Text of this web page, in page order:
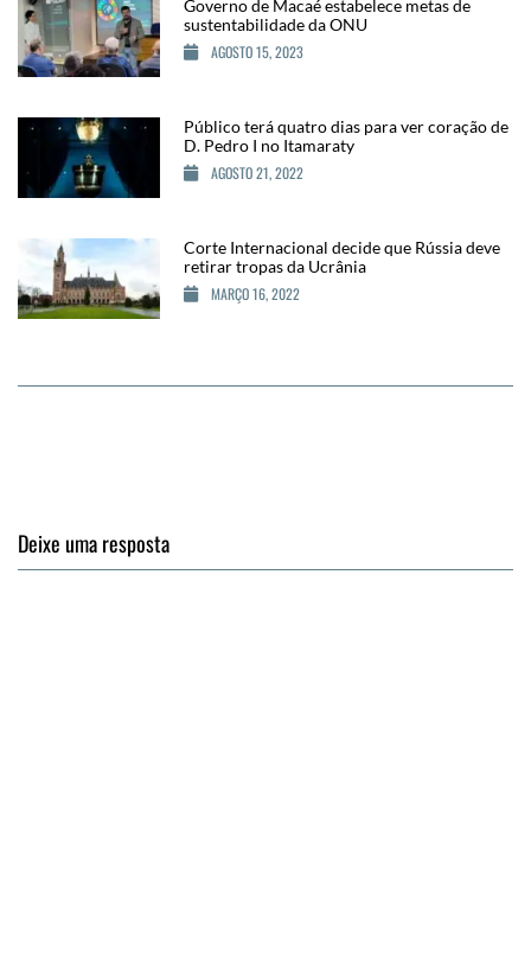
Governo de Macaé estabelece metas de
sustentabilidade da ONU
AGOSTO 15, 2023
Público terá quatro dias para ver coração de
D. Pedro I no Itamaraty
AGOSTO 21, 2022
Corte Internacional decide que Rússia deve
retirar tropas da Ucrânia
MARÇO 16, 2022
Deixe uma resposta